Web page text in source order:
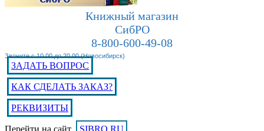
Книжный магазин
СибРО
8-800-600-49-08
Звоните с 10.00 до 20.00 (Новосибирск)
ЗАДАТЬ ВОПРОС
КАК СДЕЛАТЬ ЗАКАЗ?
РЕКВИЗИТЫ
Перейти на сайт SIBRO.RU